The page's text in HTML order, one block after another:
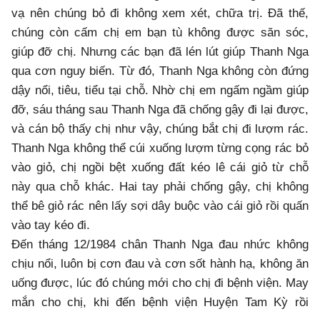
vạ nên chúng bỏ đi không xem xét, chữa trị. Đã thế,
chúng còn cấm chị em bạn tù không được săn sóc,
giúp đỡ chị. Nhưng các bạn đã lén lút giúp Thanh Nga
qua cơn nguy biến. Từ đó, Thanh Nga không còn đứng
dậy nổi, tiêu, tiểu tại chỗ. Nhờ chị em ngấm ngầm giúp
đỡ, sáu tháng sau Thanh Nga đã chống gậy đi lại được,
và cán bộ thấy chị như vậy, chúng bắt chị đi lượm rác.
Thanh Nga không thể cúi xuống lượm từng cọng rác bỏ
vào giỏ, chị ngồi bệt xuống đất kéo lê cái giỏ từ chỗ
này qua chỗ khác. Hai tay phải chống gậy, chị không
thể bê giỏ rác nên lấy sợi dây buộc vào cái giỏ rồi quấn
vào tay kéo đi.
Đến tháng 12/1984 chân Thanh Nga đau nhức không
chịu nổi, luôn bị cơn đau và cơn sốt hành hạ, không ăn
uống được, lúc đó chúng mới cho chị đi bệnh viện. May
mắn cho chị, khi đến bệnh viện Huyện Tam Kỳ rồi